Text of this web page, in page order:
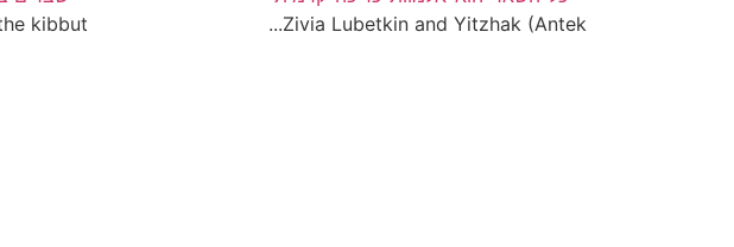
Zivia Lubetkin and Yitzhak (Antek...
kibbut...